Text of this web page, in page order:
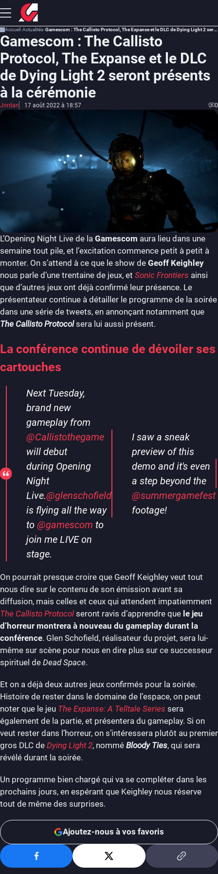
Accueil Actualités Gamescom : The Callisto Protocol, The Expanse et le DLC de Dying Light 2 seront présents à la cérémonie
Gamescom : The Callisto
Protocol, The Expanse et le DLC
de Dying Light 2 seront présents
à la cérémonie
Jordan 17 août 2022 à 18:57 0
L’Opening Night Live de la Gamescom aura lieu dans une
semaine tout pile, et l’excitation commence petit à petit à
monter. On s’attend à ce que le show de Geoff Keighley
nous parle d’une trentaine de jeux, et Sonic Frontiers ainsi
que d’autres jeux ont déjà confirmé leur présence. Le
présentateur continue à détailler le programme de la soirée
dans une série de tweets, en annonçant notamment que
The Callisto Protocolsera lui aussi présent.
La conférence continue de dévoiler ses
cartouches
Next Tuesday,
brand new
gameplay from
@Callistothegame
will debut
during Opening
Night
Live.@glenschofield
is flying all the way
to @gamescom to
join me LIVE on
stage.
I saw a sneak
preview of this
demo and it's even
a step beyond the
@summergamefest
footage!
On pourrait presque croire que Geoff Keighley veut tout
nous dire sur le contenu de son émission avant sa
diffusion, mais celles et ceux qui attendent impatiemment
The Callisto Protocol seront ravis d’apprendre que le jeu
d’horreur montrera à nouveau du gameplay durant la
conférence. Glen Schofield, réalisateur du projet, sera lui-
même sur scène pour nous en dire plus sur ce successeur
spirituel de Dead Space.
Et on a déjà deux autres jeux confirmés pour la soirée.
Histoire de rester dans le domaine de l’espace, on peut
noter que le jeu The Expanse: A Telltale Series sera
également de la partie, et présentera du gameplay. Si on
veut rester dans l’horreur, on s’intéressera plutôt au premier
gros DLC de Dying Light 2, nommé Bloody Ties, qui sera
révélé durant la soirée.
Un programme bien chargé qui va se compléter dans les
prochains jours, en espérant que Keighley nous réserve
tout de même des surprises.
Ajoutez-nous à vos favoris